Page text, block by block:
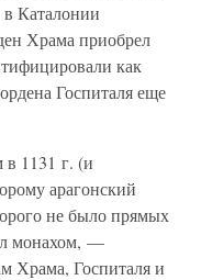
Каталонии
Храма приобрел
как
Госпиталя еще
в 1131 г. (и
арагонский
не было прямых
монахом, —
Храма, Госпиталя и